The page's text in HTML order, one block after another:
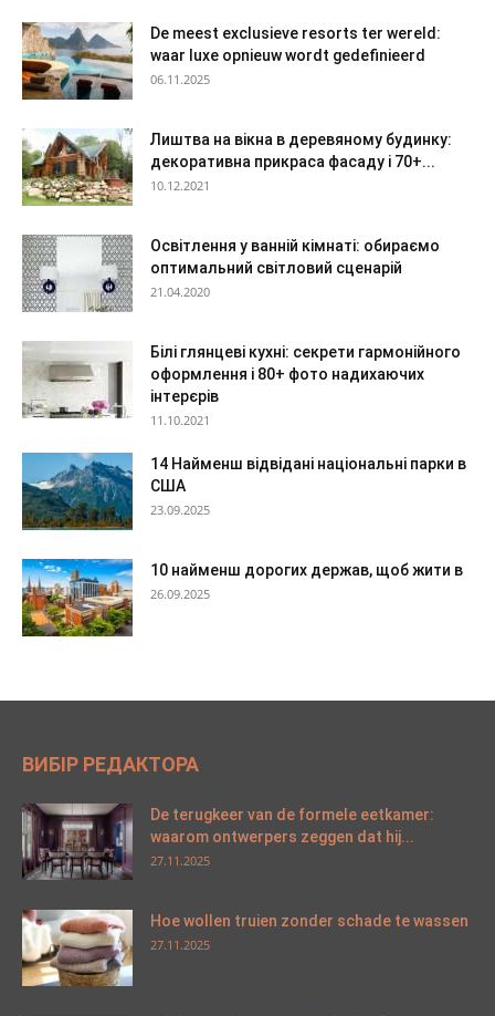
De meest exclusieve resorts ter wereld:
waar luxe opnieuw wordt gedefinieerd
06.11.2025
Лиштва на вікна в деревяному будинку:
декоративна прикраса фасаду і 70+...
10.12.2021
Освітлення у ванній кімнаті: обираємо
оптимальний світловий сценарій
21.04.2020
Білі глянцеві кухні: секрети гармонійного
оформлення і 80+ фото надихаючих
інтерєрів
11.10.2021
14 Найменш відвідані національні парки в
США
23.09.2025
10 найменш дорогих держав, щоб жити в
26.09.2025
ВИБІР РЕДАКТОРА
De terugkeer van de formele eetkamer:
waarom ontwerpers zeggen dat hij...
27.11.2025
Hoe wollen truien zonder schade te wassen
27.11.2025